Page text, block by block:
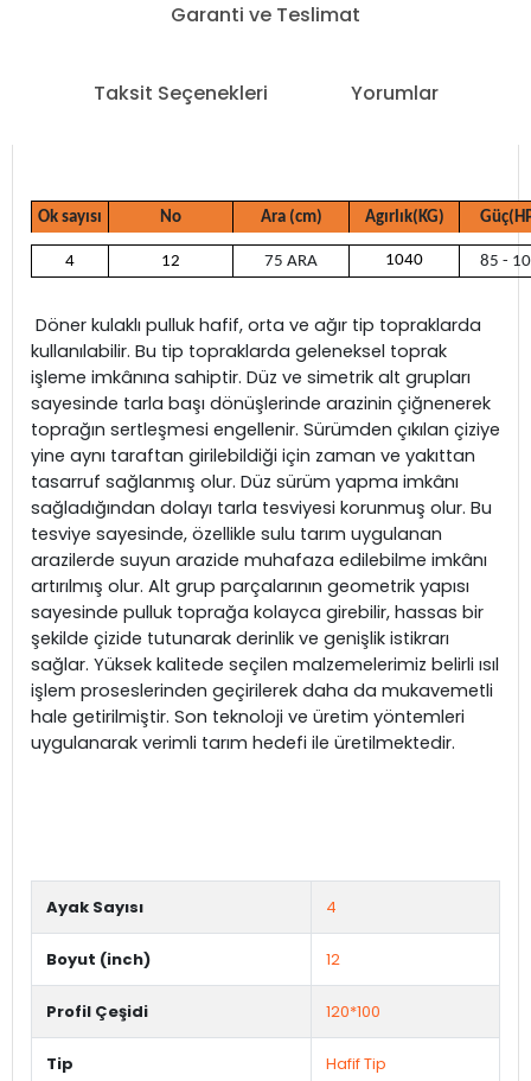
Garanti ve Teslimat
Taksit Seçenekleri Yorumlar
Ok sayısı No Ara (cm) Agırlık(KG)
4 12 75 ARA 1040 85 -
Döner kulaklı pulluk hafif, orta ve ağır tip topraklarda
kullanılabilir. Bu tip topraklarda geleneksel toprak
işleme imkânına sahiptir. Düz ve simetrik alt grupları
sayesinde tarla başı dönüşlerinde arazinin çiğnenerek
toprağın sertleşmesi engellenir. Sürümden çıkılan çiziye
yine aynı taraftan girilebildiği için zaman ve yakıttan
tasarruf sağlanmış olur. Düz sürüm yapma imkânı
sağladığından dolayı tarla tesviyesi korunmuş olur. Bu
tesviye sayesinde, özellikle sulu tarım uygulanan
arazilerde suyun arazide muhafaza edilebilme imkânı
artırılmış olur. Alt grup parçalarının geometrik yapısı
sayesinde pulluk toprağa kolayca girebilir, hassas bir
şekilde çizide tutunarak derinlik ve genişlik istikrarı
sağlar. Yüksek kalitede seçilen malzemelerimiz belirli ısıl
işlem proseslerinden geçirilerek daha da mukavemetli
hale getirilmiştir. Son teknoloji ve üretim yöntemleri
uygulanarak verimli tarım hedefi ile üretilmektedir.
Ayak Sayısı 4
Boyut (inch) 12
Profil Çeşidi 120*100
Tip Hafif Tip